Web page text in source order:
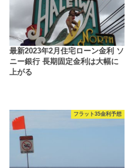
最新2023年2月住宅ローン金利 ソ
ニー銀行 長期固定金利は大幅に
上がる
フラット35金利予想